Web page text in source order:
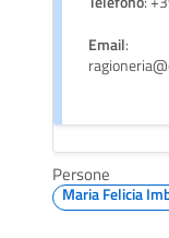
Email:
Persone
Maria Felicia